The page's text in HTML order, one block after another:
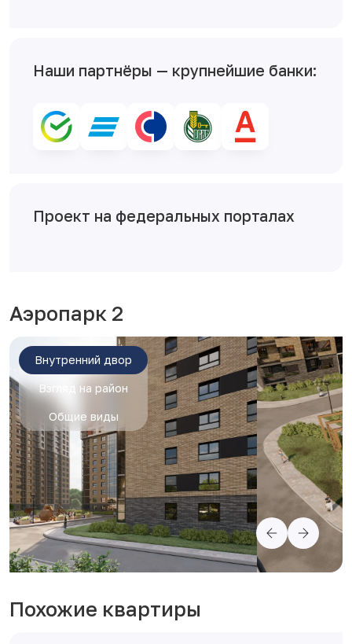
Наши партнёры — крупнейшие банки:
Проект на федеральных порталах
Аэропарк 2
Внутренний двор
Взгляд на район
Общие виды
Похожие квартиры